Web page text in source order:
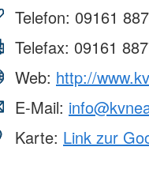
Telefon: 09161
Telefax: 09161
Web: http://
E-Mail:
Karte: Link zur